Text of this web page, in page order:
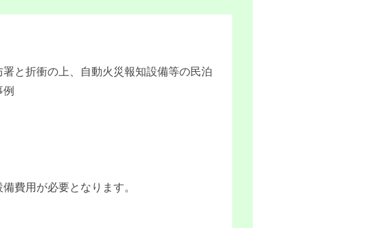
と折衝の上、自動火災報知設備等の民泊
費用が必要となります。